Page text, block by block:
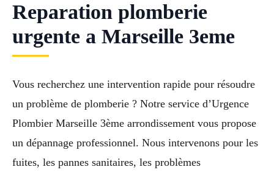
Reparation plomberie
urgente a Marseille 3eme
Vous recherchez une intervention rapide pour résoudre
un problème de plomberie ? Notre service d’Urgence
Plombier Marseille 3ème arrondissement vous propose
un dépannage professionnel. Nous intervenons pour les
fuites, les pannes sanitaires, les problèmes